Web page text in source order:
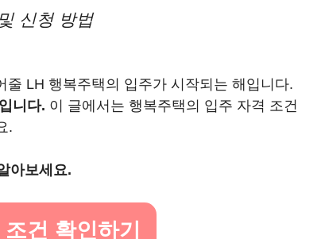
신청 방법
LH 행복주택의 입주가 시작되는 해입니다.
니다. 이 글에서는 행복주택의 입주 자격 조건
.
아보세요.
건 확인하기